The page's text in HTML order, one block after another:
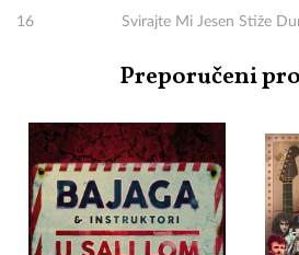
16 Svirajte Mi Jesen Stiže
Preporučeni